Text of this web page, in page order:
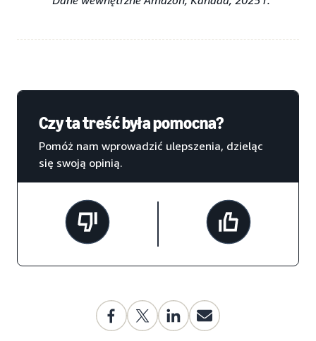
Czy ta treść była pomocna?
Pomóż nam wprowadzić ulepszenia, dzieląc
się swoją opinią.